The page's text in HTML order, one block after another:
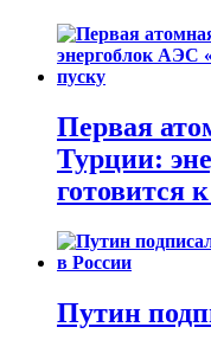
Первая
Турции:
готовится
Путин